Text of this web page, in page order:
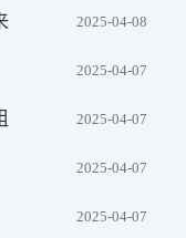
2025-04-08
2025-04-07
2025-04-07
2025-04-07
2025-04-07